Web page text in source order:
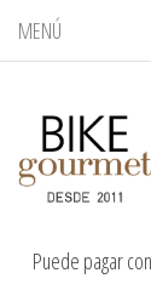
MENÚ
Puede pagar